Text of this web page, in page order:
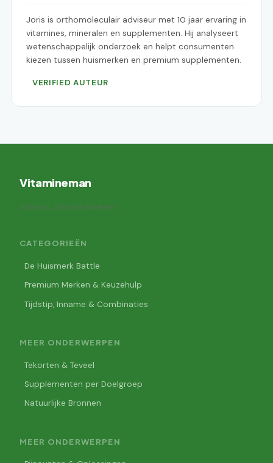
Joris is orthomoleculair adviseur met 10 jaar ervaring in
vitamines, mineralen en supplementen. Hij analyseert
wetenschappelijk onderzoek en helpt consumenten
kiezen tussen huismerken en premium supplementen.
VERIFIED AUTEUR
Vitamineman
Auteur: Joris Verhoeven
CATEGORIEËN
De Huismerk Battle
Premium Merken & Keuzehulp
Tijdstip, Inname & Combinaties
MEER ONDERWERPEN
Tekorten & Teveel
Supplementen per Doelgroep
Natuurlijke Bronnen
MEER ONDERWERPEN